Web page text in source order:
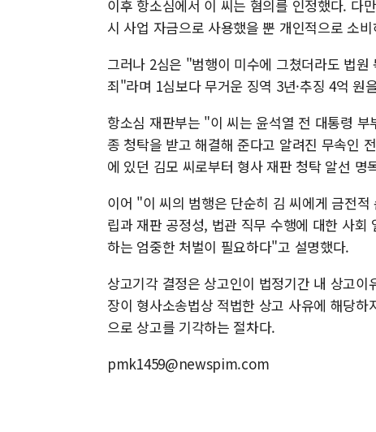
이후 항소심에서 이 씨는 혐의를 인정했다. 다
시 사업 자금으로 사용했을 뿐 개인적으로 소
그러나 2심은 "범행이 미수에 그쳤더라도 법
죄"라며 1심보다 무거운 징역 3년·추징 4억 원
항소심 재판부는 "이 씨는 윤석열 전 대통령
종 청탁을 받고 해결해 준다고 알려진 무속인
에 있던 김모 씨로부터 형사 재판 청탁 알선
이어 "이 씨의 범행은 단순히 김 씨에게 금전
립과 재판 공정성, 법관 직무 수행에 대한 사
하는 엄중한 처벌이 필요하다"고 설명했다.
상고기각 결정은 상고인이 법정기간 내 상고
장이 형사소송법상 적법한 상고 사유에 해당
으로 상고를 기각하는 절차다.
pmk1459@newspim.com